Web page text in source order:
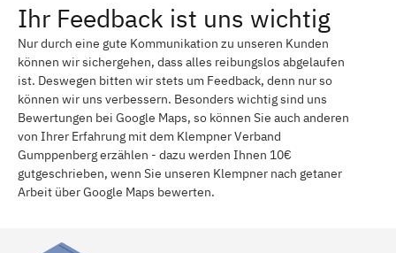
Ihr Feedback ist uns wichtig
Nur durch eine gute Kommunikation zu unseren Kunden
können wir sichergehen, dass alles reibungslos abgelaufen
ist. Deswegen bitten wir stets um Feedback, denn nur so
können wir uns verbessern. Besonders wichtig sind uns
Bewertungen bei Google Maps, so können Sie auch anderen
von Ihrer Erfahrung mit dem Klempner Verband
Gumppenberg erzählen - dazu werden Ihnen 10€
gutgeschrieben, wenn Sie unseren Klempner nach getaner
Arbeit über Google Maps bewerten.